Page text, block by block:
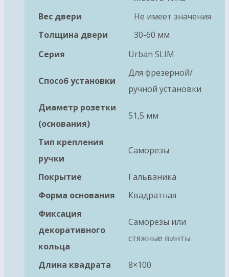
Вес двери
Не имеет значения
Толщина двери
30-60 мм
Серия
Urban SLIM
Способ установки
Для фрезерной/
ручной установки
Диаметр розетки
(основания)
51,5 мм
Тип крепления
ручки
Саморезы
Покрытие
Гальваника
Форма основания
Квадратная
Фиксация
декоративного
кольца
Саморезы или
стяжные винты
Длина квадрата
8×100